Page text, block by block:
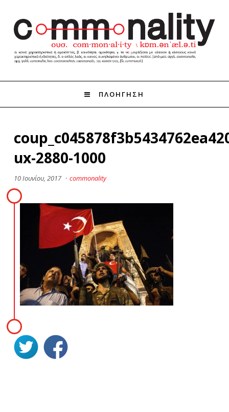
ΠΛΟΗΓΗΣΗ
ux-2880-1000
10 Ιουνίου, 2017 · commonality